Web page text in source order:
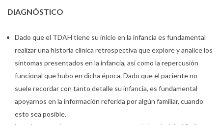
DIAGNÓSTICO
Dado que el TDAH tiene su inicio en la infancia es fundamental
realizar una historia clínica retrospectiva que explore y analice los
síntomas presentados en la infancia, así como la repercusión
funcional que hubo en dicha época. Dado que el paciente no
suele recordar con tanto detalle su infancia, es fundamental
apoyarnos en la información referida por algún familiar, cuando
esto sea posible.